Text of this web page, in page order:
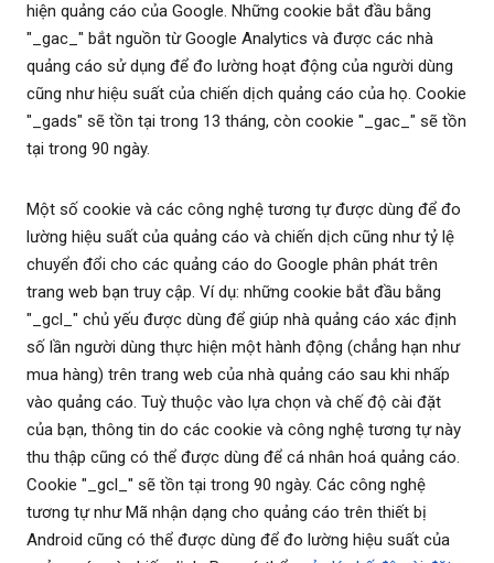
hiện quảng cáo của Google. Những cookie bắt đầu bằng
"_gac_" bắt nguồn từ Google Analytics và được các nhà
quảng cáo sử dụng để đo lường hoạt động của người dùng
cũng như hiệu suất của chiến dịch quảng cáo của họ. Cookie
"_gads" sẽ tồn tại trong 13 tháng, còn cookie "_gac_" sẽ tồn
tại trong 90 ngày.
Một số cookie và các công nghệ tương tự được dùng để đo
lường hiệu suất của quảng cáo và chiến dịch cũng như tỷ lệ
chuyển đổi cho các quảng cáo do Google phân phát trên
trang web bạn truy cập. Ví dụ: những cookie bắt đầu bằng
"_gcl_" chủ yếu được dùng để giúp nhà quảng cáo xác định
số lần người dùng thực hiện một hành động (chẳng hạn như
mua hàng) trên trang web của nhà quảng cáo sau khi nhấp
vào quảng cáo. Tuỳ thuộc vào lựa chọn và chế độ cài đặt
của bạn, thông tin do các cookie và công nghệ tương tự này
thu thập cũng có thể được dùng để cá nhân hoá quảng cáo.
Cookie "_gcl_" sẽ tồn tại trong 90 ngày. Các công nghệ
tương tự như Mã nhận dạng cho quảng cáo trên thiết bị
Android cũng có thể được dùng để đo lường hiệu suất của